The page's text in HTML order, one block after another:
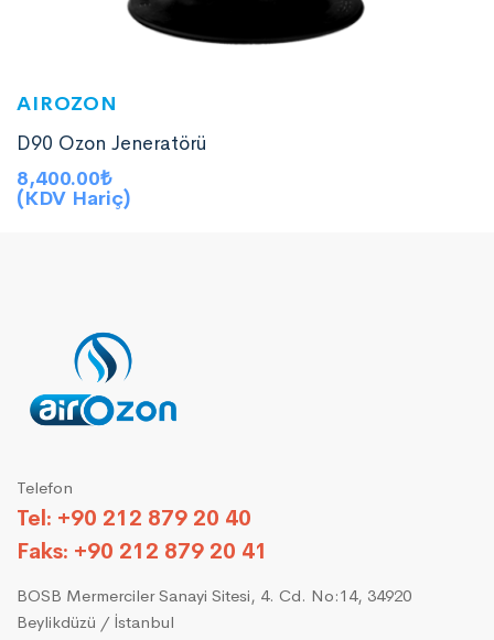
AIROZON
D90 Ozon Jeneratörü
8,400.00₺
(KDV Hariç)
Telefon
Tel: +90 212 879 20 40
Faks: +90 212 879 20 41
BOSB Mermerciler Sanayi Sitesi, 4. Cd. No:14, 34920
Beylikdüzü / İstanbul